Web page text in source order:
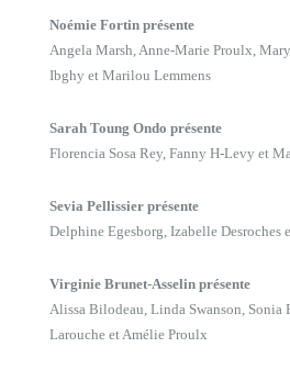
Noémie Fortin présente
Angela Marsh, Anne-Marie Proulx,
Ibghy et Marilou Lemmens
Sarah Toung Ondo présente
Florencia Sosa Rey, Fanny H-Levy et
Sevia Pellissier présente
Delphine Egesborg, Izabelle Desroches
Virginie Brunet-Asselin présente
Alissa Bilodeau, Linda Swanson, Sonia
Larouche et Amélie Proulx